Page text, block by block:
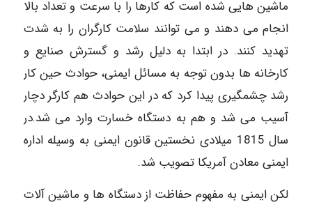
ماشین هایی شده است که کارها را با سرعت و تعداد بالا
انجام می دهند و می توانند سلامت کارگران را به شدت
تهدید کنند. در ابتدا به دلیل رشد و گسترش صنایع و
کارخانه ها بدون توجه به مسائل ایمنی، حوادث حین کار
رشد چشمگیری پیدا کرد که در این حوادث هم کارگر دچار
آسیب می شد و هم به دستگاه خسارت وارد می شد.در
سال 1815 میلادی نخستین قانون ایمنی به وسیله اداره
ایمنی معادن آمریکا تصویب شد.
لکن ایمنی به مفهوم حفاظت از دستگاه ها و ماشین آلات